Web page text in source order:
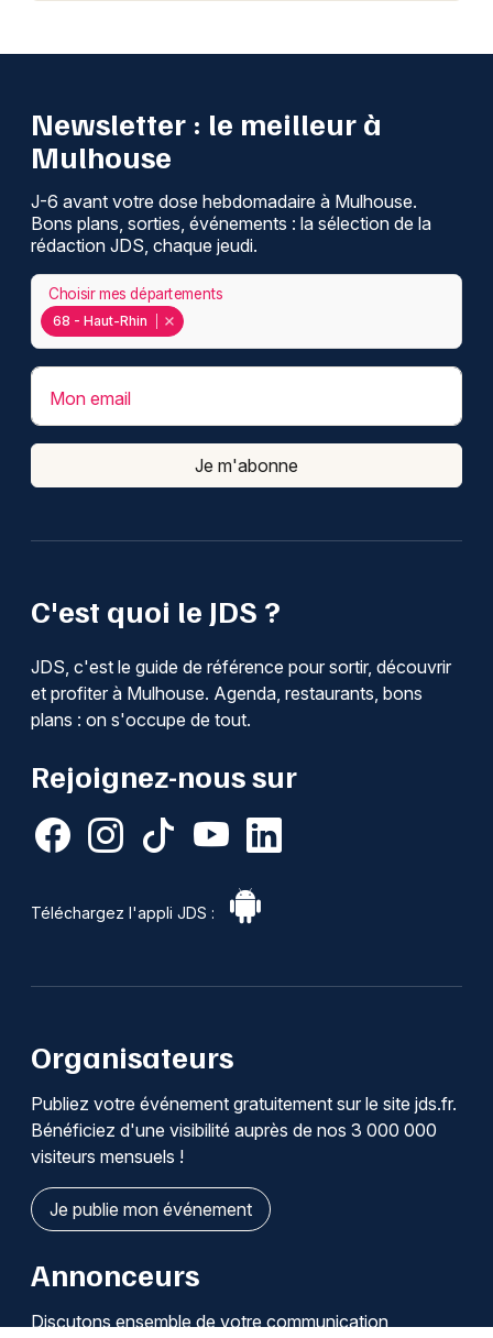
C'est quoi le JDS ?
JDS, c'est le guide de référence pour sortir, découvrir
et profiter à Mulhouse. Agenda, restaurants, bons
plans : on s'occupe de tout.
Rejoignez-nous sur
Téléchargez l'appli JDS :
Newsletter : le meilleur à
Mulhouse
J-6 avant votre dose hebdomadaire à Mulhouse.
Bons plans, sorties, événements : la sélection de la
rédaction JDS, chaque jeudi.
68 - Haut-Rhin
Choisir mes départements
Mon email
Je m'abonne
Organisateurs
Publiez votre événement gratuitement sur le site jds.fr.
Bénéficiez d'une visibilité auprès de nos 3 000 000
visiteurs mensuels !
Je publie mon événement
Annonceurs
Discutons ensemble de votre communication